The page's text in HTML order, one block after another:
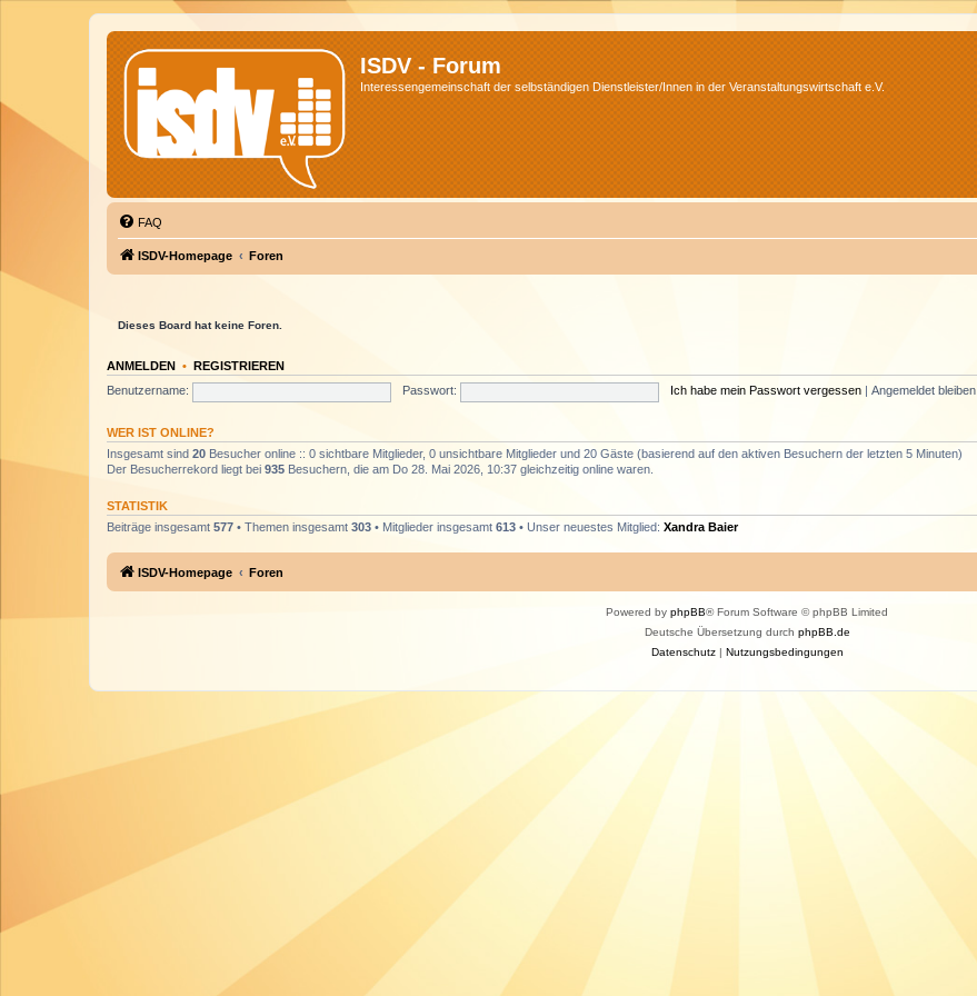
ISDV - Forum
Interessengemeinschaft der selbständigen Dienstleister/Innen in der Veranstaltungswirtschaft e.V.
FAQ
ISDV-Homepage Foren
Dieses Board hat keine Foren.
ANMELDEN • REGISTRIEREN
Benutzername:
Passwort: Ich habe mein Passwort vergessen Angemeldet bleiben
WER IST ONLINE?
Insgesamt sind 20 Besucher online :: 0 sichtbare Mitglieder, 0 unsichtbare Mitglieder und 20 Gäste (basierend auf den aktiven Besuchern der letzten 5 Minuten)
Der Besucherrekord liegt bei 935 Besuchern, die am Do 28. Mai 2026, 10:37 gleichzeitig online waren.
STATISTIK
Beiträge insgesamt 577 • Themen insgesamt 303 • Mitglieder insgesamt 613 • Unser neuestes Mitglied: Xandra Baier
ISDV-Homepage Foren
Powered by phpBB® Forum Software © phpBB Limited
Deutsche Übersetzung durch phpBB.de
Datenschutz| Nutzungsbedingungen